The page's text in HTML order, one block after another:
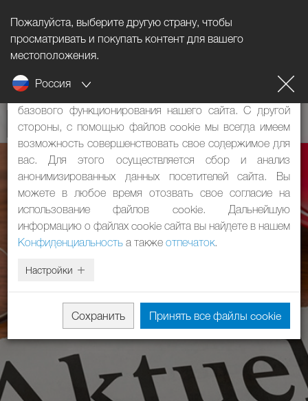
Пожалуйста, выберите другую страну, чтобы
просматривать и покупать контент для вашего
местоположения.
Россия
Информация о файлах cookie
Наш сайт использует файлы cookie. Они имеют две
функции: с одной стороны, они необходимы для
базового функционирования нашего сайта. С другой
стороны, с помощью файлов cookie мы всегда имеем
возможность совершенствовать свое содержимое для
вас. Для этого осуществляется сбор и анализ
анонимизированных данных посетителей сайта. Вы
можете в любое время отозвать свое согласие на
использование файлов cookie. Дальнейшую
информацию о файлах cookie сайта вы найдете в нашем
Конфиденциальность а также отпечаток.
Настройки
Сохранить Принять все файлы cookie